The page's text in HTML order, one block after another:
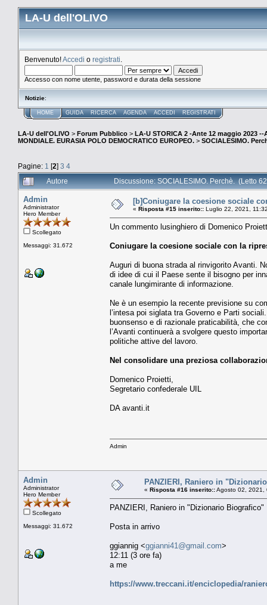
LA-U dell'OLIVO
Benvenuto!Accedi o registrati
Accesso con nome utente, password e durata della sessione
Notizie:
HOME GUIDA RICERCA AGENDA ACCEDI REGISTRATI
LA-U dell'OLIVO > Forum Pubblico > LA-U STORICA 2 -Ante 12 maggio 2023 --
MONDIALE. EURASIA POLO DEMOCRATICO EUROPEO. > SOCIALESIMO.
Pagine: 1 [2] 3 4
Autore
Discussione: SOCIALESIMO. Perchè. (Letto
Admin
Administrator
Hero Member
Scollegato
Messaggi: 31.672
[b]Coniugare la coesione sociale
« Risposta #15 inserito:: Luglio 22, 2021,
Un commento lusinghiero di Domenico
Coniugare la coesione sociale con la
Auguri di buona strada al rinvigorito Avanti.
di idee di cui il Paese sente il bisogno per
canale lungimirante di informazione.
Ne è un esempio la recente previsione su
l’intesa poi siglata tra Governo e Parti
buonsenso e di razionale praticabilità, che
l’Avanti continuerà a svolgere questo
politiche attive del lavoro.
Nel consolidare una preziosa
Domenico Proietti,
Segretario confederale UIL
DA avanti.it
Admin
Admin
Administrator
Hero Member
Scollegato
Messaggi: 31.672
PANZIERI, Raniero in
« Risposta #16 inserito::Agosto 02, 2021,
PANZIERI, Raniero in "Dizionario Biografico"
Posta in arrivo
ggiannig <ggianni41@gmail.com>
12:11 (3 ore fa)
a me
https://www.treccani.it/enciclopedia/